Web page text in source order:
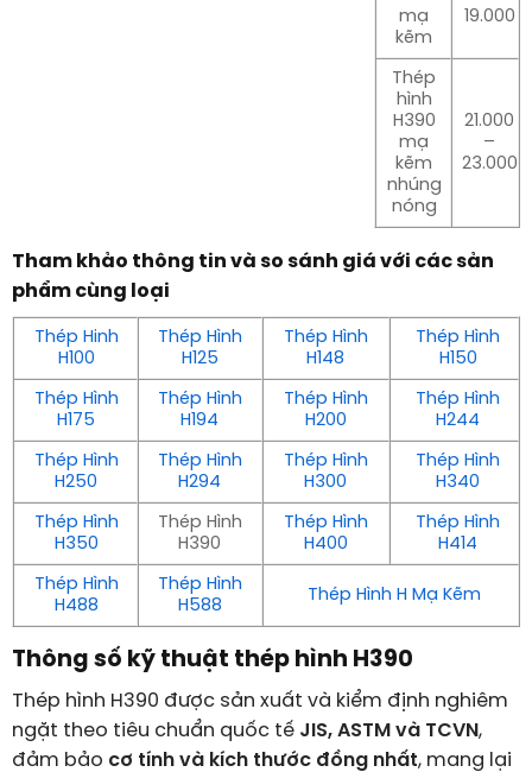
mạ
kẽm
19.000
Thép
hình
H390
mạ
kẽm
nhúng
nóng
21.000
–
23.000
Tham khảo thông tin và so sánh giá với các sản
phẩm cùng loại
Thép Hinh
H100
Thép Hình
H125
Thép Hình
H148
Thép Hình
H150
Thép Hình
H175
Thép Hình
H194
Thép Hình
H200
Thép Hình
H244
Thép Hình
H250
Thép Hình
H294
Thép Hình
H300
Thép Hình
H340
Thép Hình
H350
Thép Hình
H390
Thép Hình
H400
Thép Hình
H414
Thép Hình
H488
Thép Hình
H588
Thép Hình H Mạ Kẽm
Thông số kỹ thuật thép hình H390
Thép hình H390 được sản xuất và kiểm định nghiêm
ngặt theo tiêu chuẩn quốc tế JIS, ASTM và TCVN,
đảm bảo cơ tính và kích thước đồng nhất, mang lại